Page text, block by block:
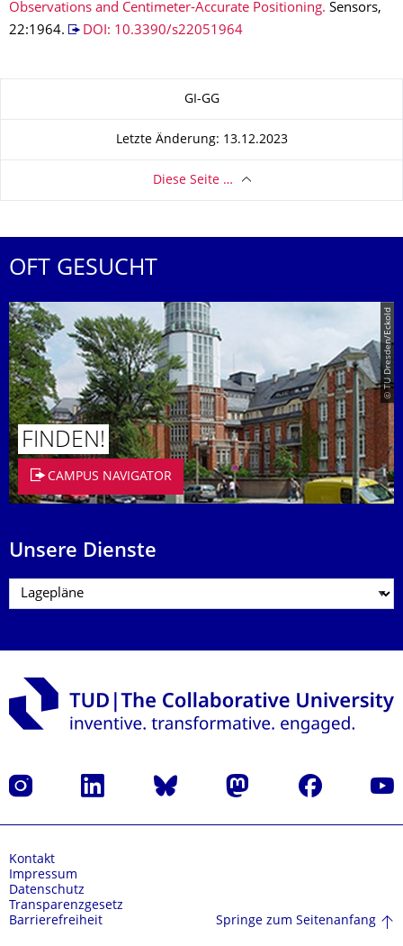
Observations and Centimeter-Accurate Positioning. Sensors,
22:1964.
DOI: 10.3390/s22051964
GI-GG
Letzte Änderung: 13.12.2023
Diese Seite …
OFT GESUCHT
© TU Dresden/Eckold
FINDEN!
CAMPUS NAVIGATOR
Unsere Dienste
Instagram LinkedIn Bluesky Mastodon Facebook
Kontakt
Impressum
Datenschutz
Transparenzgesetz
Barrierefreiheit
Springe zum Seitenanfang